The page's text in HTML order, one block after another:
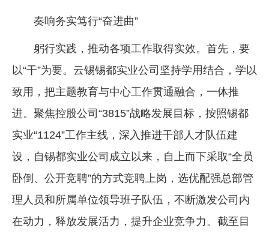
奏响务实笃行“奋进曲”
躬行实践，推动各项工作取得实效。首先，要
以“干”为要。云锡锡都实业公司坚持学用结合，学以
致用，把主题教育与中心工作贯通融合，一体推
进。聚焦控股公司“3815”战略发展目标，按照锡都
实业“1124”工作主线，深入推进干部人才队伍建
设，自锡都实业公司成立以来，自上而下采取“全员
卧倒、公开竞聘”的方式竞聘上岗，选优配强总部管
理人员和所属单位领导班子队伍，不断激发公司内
在动力，释放发展活力，提升企业竞争力。截至目